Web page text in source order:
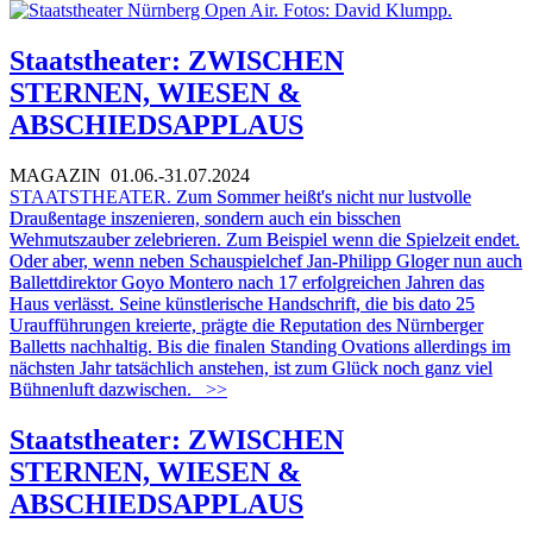
Staatstheater: ZWISCHEN
STERNEN, WIESEN &
ABSCHIEDSAPPLAUS
MAGAZIN 01.06.-31.07.2024
STAATSTHEATER. Zum Sommer heißt's nicht nur lustvolle
Draußentage inszenieren, sondern auch ein bisschen
Wehmutszauber zelebrieren. Zum Beispiel wenn die Spielzeit endet.
Oder aber, wenn neben Schauspielchef Jan-Philipp Gloger nun auch
Ballettdirektor Goyo Montero nach 17 erfolgreichen Jahren das
Haus verlässt. Seine künstlerische Handschrift, die bis dato 25
Uraufführungen kreierte, prägte die Reputation des Nürnberger
Balletts nachhaltig. Bis die finalen Standing Ovations allerdings im
nächsten Jahr tatsächlich anstehen, ist zum Glück noch ganz viel
Bühnenluft dazwischen.
>>
Staatstheater: ZWISCHEN
STERNEN, WIESEN &
ABSCHIEDSAPPLAUS